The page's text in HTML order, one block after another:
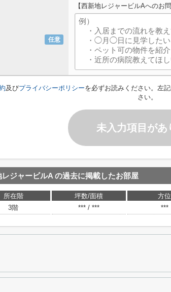
任意
【西新地レジャービルAへのお
及びプライバシーポリシーを必ずお読みください。左
さい。
未入力項目があ
レジャービルA の過去に掲載したお部屋
所在階 坪数/面積 方位
3階
*** / *** ***